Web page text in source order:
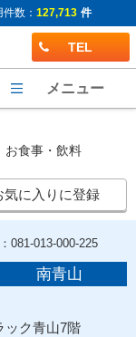
数： 127,713 件
TEL
メニュー
お食事・飲料
気に入りに登録
081-013-000-225
南青山
ク青山7階